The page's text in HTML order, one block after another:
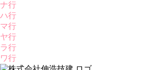
ナ行
ハ行
マ行
ヤ行
ラ行
ワ行